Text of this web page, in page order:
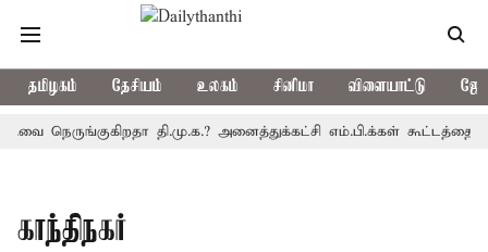
தமிழகம் தேசியம் உலகம் சினிமா விளையாட்டு
நெருங்குகிறதா தி.மு.க.? அனைத்துக்கட்சி எம்.பி.க்கள்
காந்திநகர்